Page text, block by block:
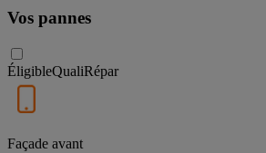
Vos pannes
ÉligibleQualiRépar
Façade avant